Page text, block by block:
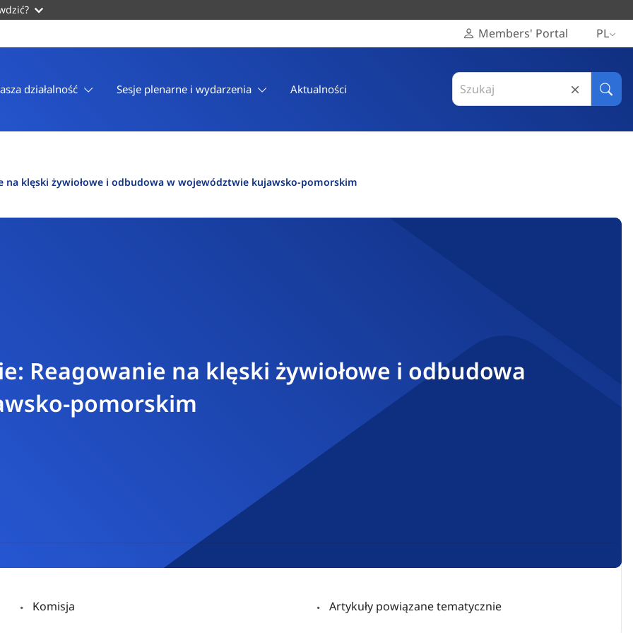
Members' Portal PL
działalność Sesje plenarne i wydarzenia Aktualności
Search
in
Komitet
na klęski żywiołowe i odbudowa w województwie kujawsko-pomorskim
Reagowanie na klęski żywiołowe i odbudowa
pomorskim
Komisja Artykuły powiązane tematycznie